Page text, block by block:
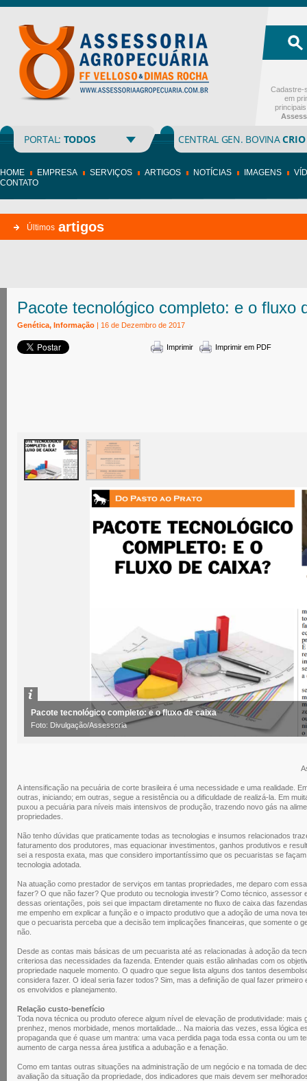
PORTAL: TODOS CENTRAL GEN. BOVINACRIO
Cadastre-
em
HOME EMPRESA SERVIÇOS ARTIGOS NOTÍCIAS IMAGENS
CONTATO
Últimos artigos
Pacote tecnológico completo: e o fluxo
Genética, Informação | 16 de Dezembro de 2017
Imprimir Imprimir em PDF
Pacote tecnológico completo: e o fluxo de caixa
Foto: Divulgação/Assessoria
A intensificação na pecuária de corte brasileira é uma necessidade e uma realidade.
outras, iniciando; em outras, segue a resistência ou a dificuldade de realizá-la. Em
puxou a pecuária para níveis mais intensivos de produção, trazendo novo gás na
propriedades.
Não tenho dúvidas que praticamente todas as tecnologias e insumos relacionados
faturamento dos produtores, mas equacionar investimentos, ganhos produtivos e
sei a resposta exata, mas que considero importantíssimo que os pecuaristas se
tecnologia adotada.
Na atuação como prestador de serviços em tantas propriedades, me deparo com
fazer? O que não fazer? Que produto ou tecnologia investir? Como técnico, assessor
dessas orientações, pois sei que impactam diretamente no fluxo de caixa das
me empenho em explicar a função e o impacto produtivo que a adoção de uma nova
que o pecuarista perceba que a decisão tem implicações financeiras, que somente o
não.
Desde as contas mais básicas de um pecuarista até as relacionadas à adoção da
criteriosa das necessidades da fazenda. Entender quais estão alinhadas com os
propriedade naquele momento. O quadro que segue lista alguns dos tantos
considera fazer. O ideal seria fazer todos? Sim, mas a definição de qual fazer
os envolvidos e planejamento.
Relação custo-benefício
Toda nova técnica ou produto oferece algum nível de elevação de produtividade:
prenhez, menos morbidade, menos mortalidade... Na maioria das vezes, essa lógica
propaganda que é quase um mantra: uma vaca perdida paga toda essa conta ou um
aumento de carga nessa área justifica a adubação e a fenação.
Como em tantas outras situações na administração de um negócio e na tomada de
avaliação da situação da propriedade, dos indicadores que mais devem ser